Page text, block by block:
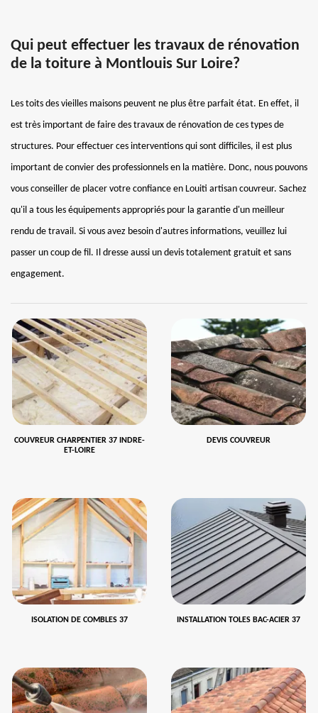
Qui peut effectuer les travaux de rénovation
de la toiture à Montlouis Sur Loire?
Les toits des vieilles maisons peuvent ne plus être parfait état. En effet, il
est très important de faire des travaux de rénovation de ces types de
structures. Pour effectuer ces interventions qui sont difficiles, il est plus
important de convier des professionnels en la matière. Donc, nous pouvons
vous conseiller de placer votre confiance en Louiti artisan couvreur. Sachez
qu'il a tous les équipements appropriés pour la garantie d'un meilleur
rendu de travail. Si vous avez besoin d'autres informations, veuillez lui
passer un coup de fil. Il dresse aussi un devis totalement gratuit et sans
engagement.
COUVREUR CHARPENTIER 37 INDRE-
ET-LOIRE
DEVIS COUVREUR
ISOLATION DE COMBLES 37 INSTALLATION TOLES BAC-ACIER 37